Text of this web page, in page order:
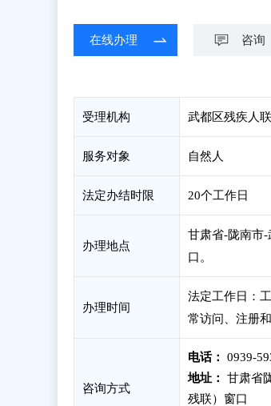
在线办理 咨询
受理机构 武都区残疾人
服务对象 自然人
法定办结时限 20个工作日
办理地点
甘肃省-陇南市
口。
办理时间
法定工作日：
常访问、注册
咨询方式
电话：
0939-
地址：
甘肃省
残联）窗口